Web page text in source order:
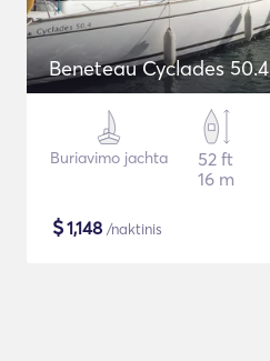
Beneteau Cyclades 50.4
Buriavimo jachta
52 ft
16 m
$1,148 /naktinis